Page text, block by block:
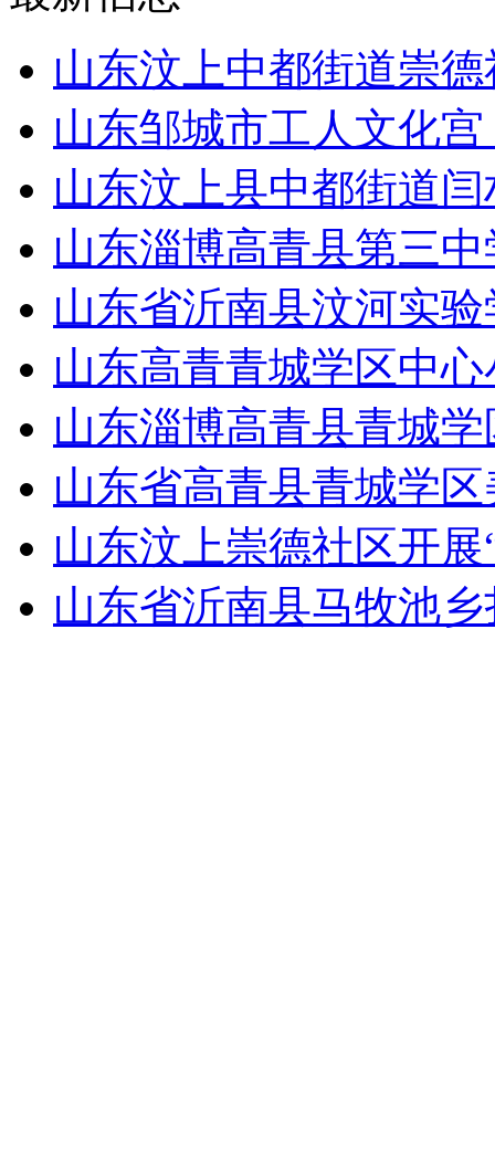
山东汶上中都街道崇
山东邹城市工人文化
山东汶上县中都街道
山东淄博高青县第三
山东省沂南县汶河实
山东高青青城学区中
山东淄博高青县青城
山东省高青县青城学
山东汶上崇德社区开
山东省沂南县马牧池